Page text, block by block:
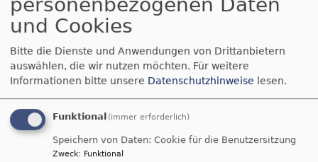
Bildrechte DER SONNTAG
führt zu einer
gigantischen
Aufrüstung und
Kriegsvorbereitung.
Oft wird diese
Kriegslogik als
personenbezogenen Daten
und Cookies
Bitte die Dienste und Anwendungen von Drittanbietern
auswählen, die wir nutzen möchten. Für weitere
Informationen bitte unsere Datenschutzhinweise lesen.
Funktional (immer erforderlich)
Speichern von Daten: Cookie für die Benutzersitzung
Zweck: Funktional